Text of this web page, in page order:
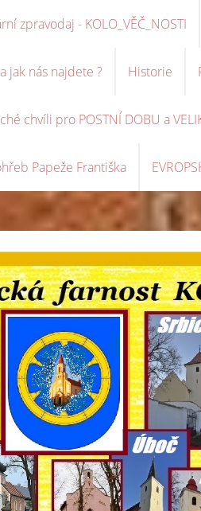
zpravodaj - KOLO_VĚČ_NOSTI
jak nás najdete ? Historie
chvíli pro POSTNÍ DOBU a
Papeže Františka